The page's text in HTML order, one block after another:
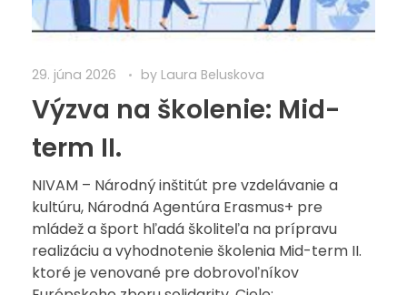
29. júna 2026 by Laura Beluskova
Výzva na školenie: Mid-
term II.
NIVAM – Národný inštitút pre vzdelávanie a
kultúru, Národná Agentúra Erasmus+ pre
mládež a šport hľadá školiteľa na prípravu
realizáciu a vyhodnotenie školenia Mid-term II.
ktoré je venované pre dobrovoľníkov